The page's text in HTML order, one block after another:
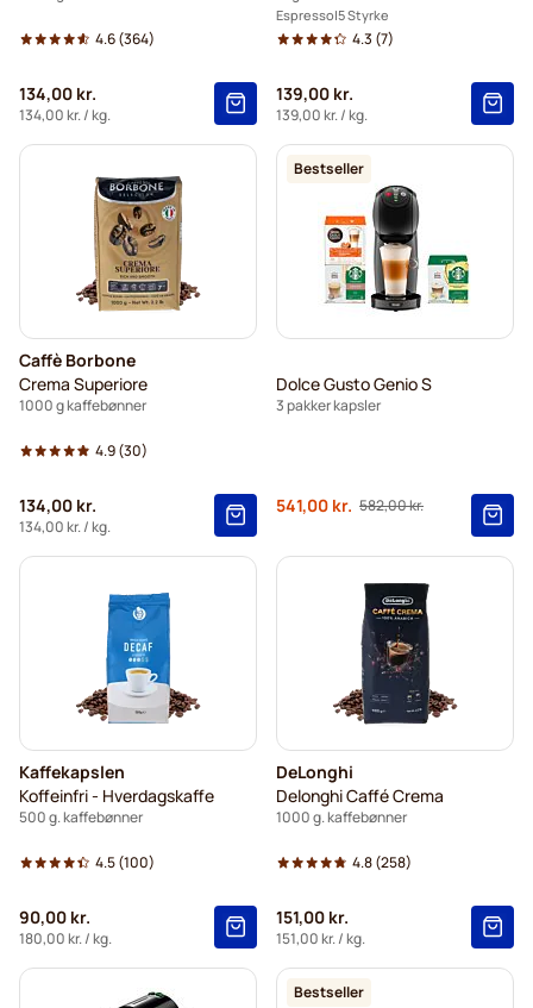
4.6(364)
134,00 kr.
134,00 kr./ kg.
Espresso 5 Styrke
4.3 (7)
139,00 kr.
139,00 kr./ kg.
Caffè Borbone
Crema Superiore
1000 g kaffebønner
4.9(30)
134,00 kr.
134,00 kr./ kg.
Bestseller
Dolce Gusto Genio S
3 pakker kapsler
Normalpris
582,00 kr.
541,00 kr.
Kaffekapslen
Koffeinfri - Hverdagskaffe
500 g. kaffebønner
4.5(100)
90,00 kr.
180,00 kr./ kg.
DeLonghi
Delonghi Caffé Crema
1000 g. kaffebønner
4.8(258)
151,00 kr.
151,00 kr./ kg.
Bestseller